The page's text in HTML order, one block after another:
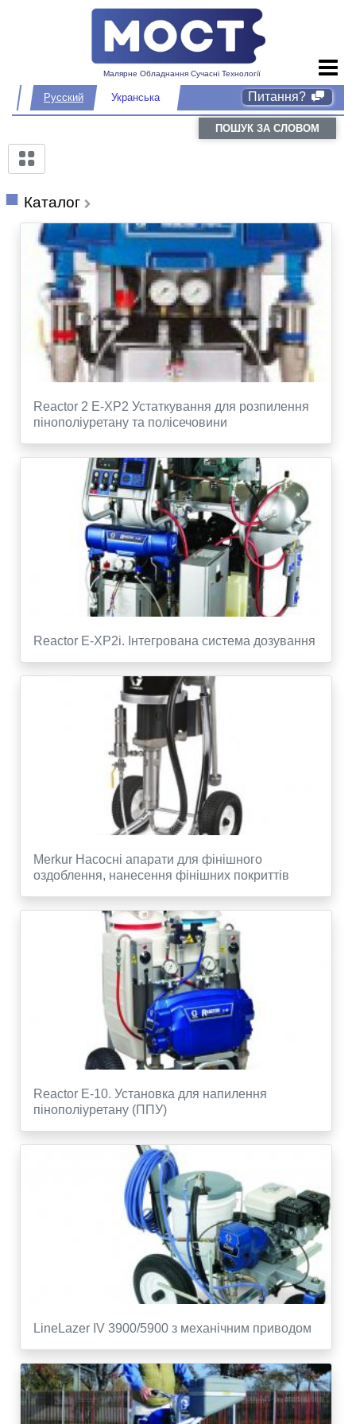
Малярне Обладнання Сучасні Технології
Русский Укранська Питання?
ПОШУК ЗА СЛОВОМ
Каталог
Reactor 2 E-XP2 Устаткування для розпилення
пінополіуретану та полісечовини
Reactor E-XP2i. Інтегрована система дозування
Merkur Насосні апарати для фінішного
оздоблення, нанесення фінішних покриттів
Reactor E-10. Установка для напилення
пінополіуретану (ППУ)
LineLazer IV 3900/5900 з механічним приводом